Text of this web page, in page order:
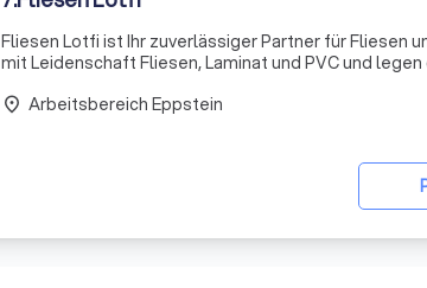
Fliesen Lotfi ist Ihr zuverlässiger Partner für Fliesen
mit Leidenschaft Fliesen, Laminat und PVC und
hoc
place Arbeitsbereich Eppstein